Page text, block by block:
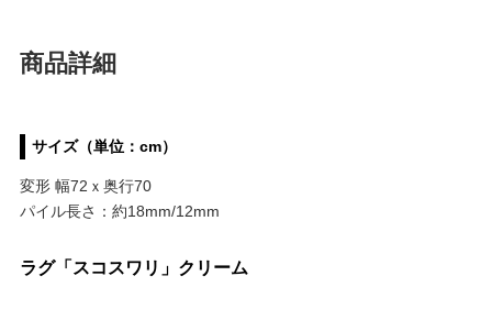
商品詳細
サイズ（単位：cm）
変形 幅72ｘ奥行70
パイル長さ：約18mm/12mm
ラグ「スコスワリ」クリーム